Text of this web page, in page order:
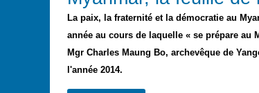
La paix, la fraternité et la démocratie au
année au cours de laquelle « se prépare au
Mgr Charles Maung Bo, archevêque de
l'année 2014.